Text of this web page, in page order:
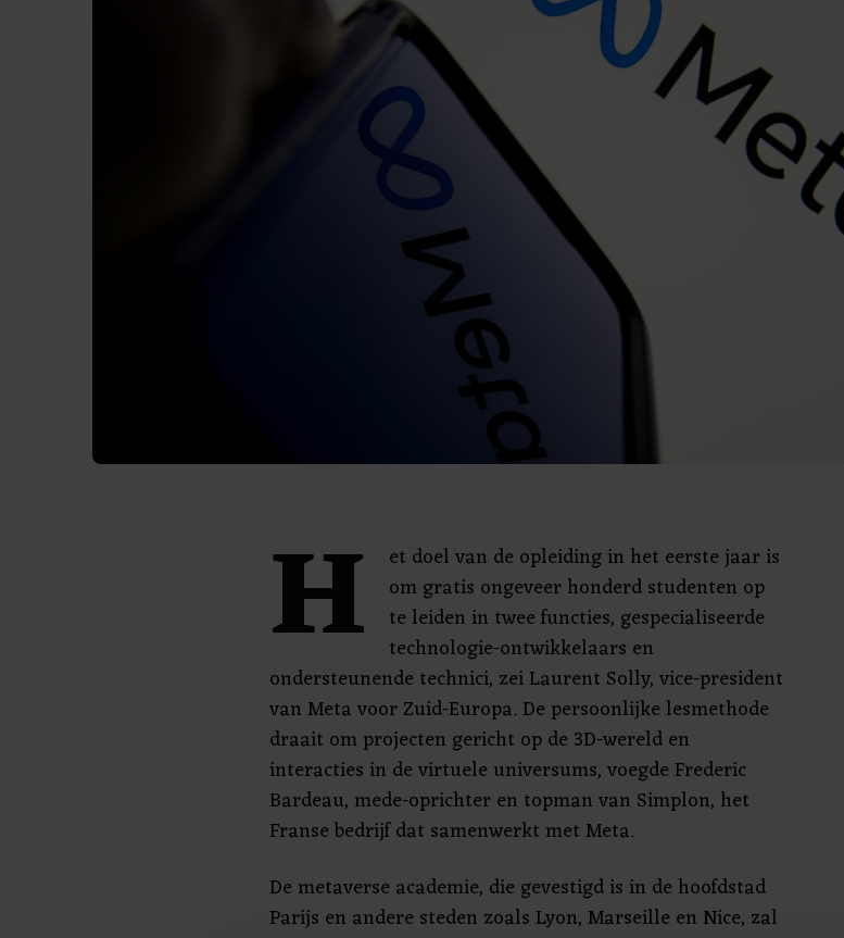
H
et doel van de opleiding in het eerste jaar is
om gratis ongeveer honderd studenten op
te leiden in twee functies, gespecialiseerde
technologie-ontwikkelaars en
ondersteunende technici, zei Laurent Solly, vice-president
van Meta voor Zuid-Europa. De persoonlijke lesmethode
draait om projecten gericht op de 3D-wereld en
interacties in de virtuele universums, voegde Frederic
Bardeau, mede-oprichter en topman van Simplon, het
Franse bedrijf dat samenwerkt met Meta.
De metaverse academie, die gevestigd is in de hoofdstad
Parijs en andere steden zoals Lyon, Marseille en Nice, zal